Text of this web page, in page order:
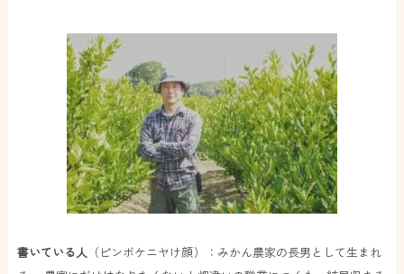
書いている人 （ピンボケニヤけ顔）：みかん農家の長男として生まれ